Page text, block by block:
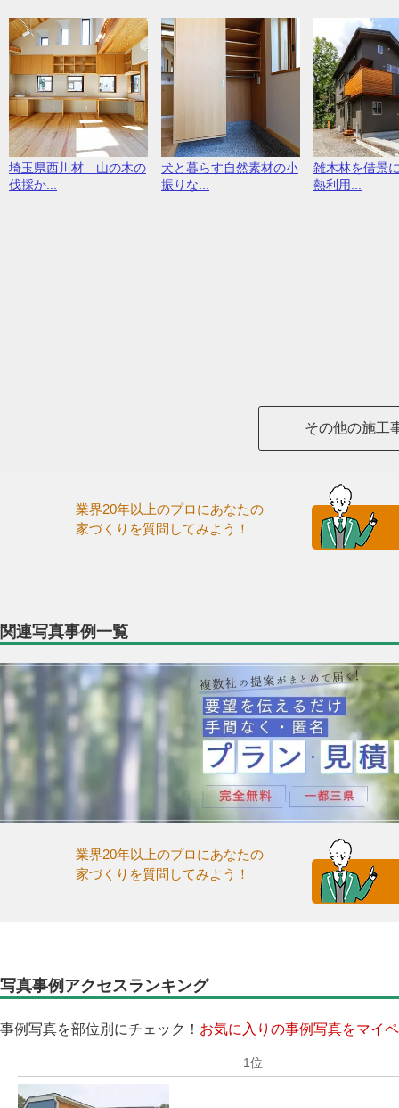
埼玉県西川材 山の木の
伐採か...
犬と暮らす自然素材の小
振りな...
雑木林を借景
熱利用...
その他の施工
業界20年以上のプロにあなたの
家づくりを質問してみよう！
関連写真事例一覧
業界20年以上のプロにあなたの
家づくりを質問してみよう！
写真事例アクセスランキング
事例写真を部位別にチェック！ お気に入りの事例写真をマイ